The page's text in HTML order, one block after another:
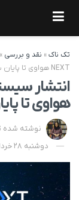
تک ناک» نقد و بررسی »
NEXT هواوی تا پایان سال ۲۰۲۴
هواوی تا
نوشته شده
دوشنبه 28 خرداد 1403 - 18:25